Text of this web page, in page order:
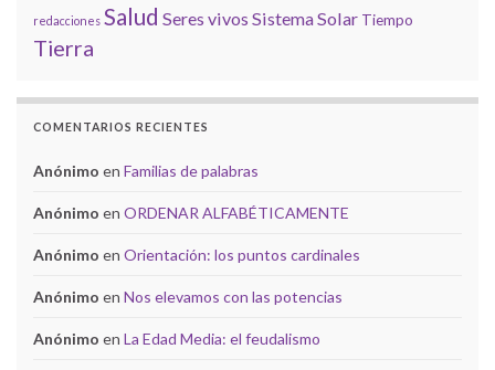
redacciones Salud Seres vivos Sistema Solar Tiempo
Tierra
COMENTARIOS RECIENTES
Anónimo en Familias de palabras
Anónimo en ORDENAR ALFABÉTICAMENTE
Anónimo en Orientación: los puntos cardinales
Anónimo en Nos elevamos con las potencias
Anónimo en La Edad Media: el feudalismo